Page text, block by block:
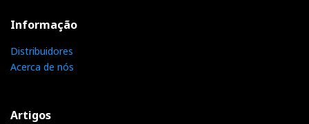
Informação
Distribuidores
Acerca de nós
Artigos